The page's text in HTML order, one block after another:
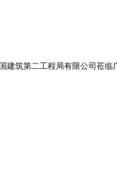
国建筑第二工程局有限公司莅临